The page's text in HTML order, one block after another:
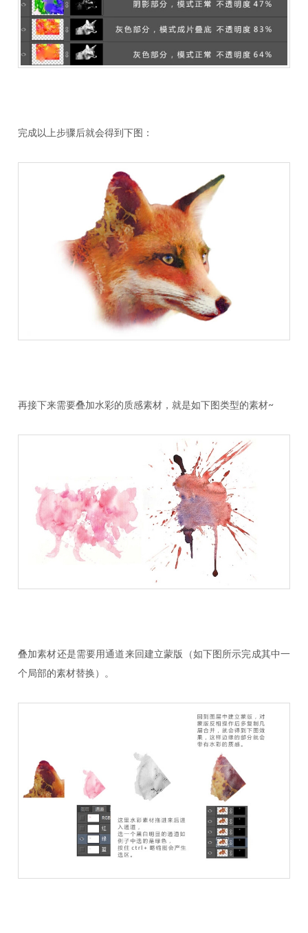
完成以上步骤后就会得到下图：
再接下来需要叠加水彩的质感素材，就是如下图类型的素材~
叠加素材还是需要用通道来回建立蒙版（如下图所示完成其中一
个局部的素材替换）。